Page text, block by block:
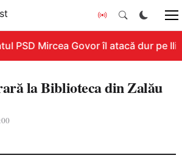
PSD Mircea Govor îl atacă dur pe
la Biblioteca din Zalău